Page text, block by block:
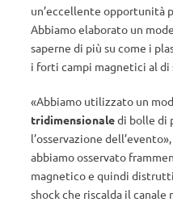
un’eccellente opportunità
Abbiamo elaborato un
saperne di più su come i
i forti campi magnetici al di
«Abbiamo utilizzato un
tridimensionaledi bolle di
l’osservazione
abbiamo osservato
magnetico e quindi
shock che riscalda il